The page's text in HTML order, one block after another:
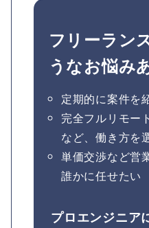
フリーラン
うなお悩み
定期的に案件を
完全フルリモー
など、働き方を
単価交渉など営
誰かに任せたい
プロエンジニア